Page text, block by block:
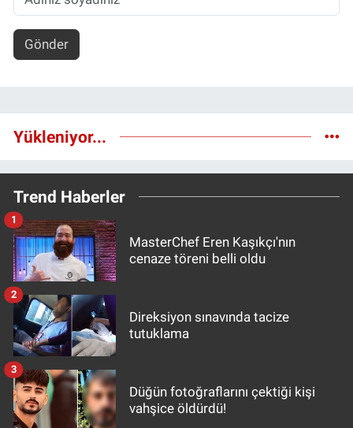
Gönder
Yükleniyor...
Trend Haberler
MasterChef Eren Kaşıkçı'nın
cenaze töreni belli oldu
1
Direksiyon sınavında tacize
tutuklama
2
Düğün fotoğraflarını çektiği kişi
vahşice öldürdü!
3